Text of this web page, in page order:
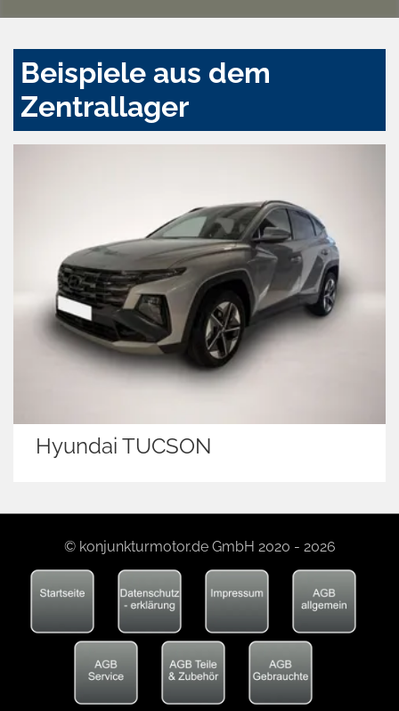
Beispiele aus dem
Zentrallager
Hyundai TUCSON
© konjunkturmotor.de GmbH 2020 - 2026